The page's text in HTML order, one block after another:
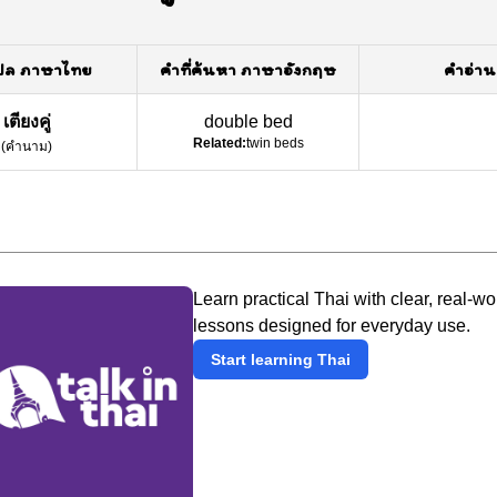
ภาษาไทย คำที่ค้นหา ภาษาอังกฤษ คำอ่าน
เตียงคู่
(คำนาม)
double bed
Related:twin beds
Learn practical Thai with clear, real-
lessons designed for everyday use.
Start learning Thai